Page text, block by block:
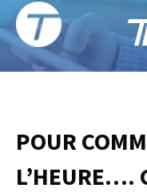
POUR
L’HEURE….